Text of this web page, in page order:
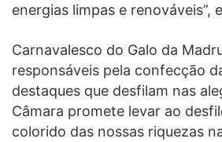
energias limpas e renováveis”,
Carnavalesco do Galo da
responsáveis pela confecção
destaques que desfilam nas
Câmara promete levar ao
colorido das nossas riquezas